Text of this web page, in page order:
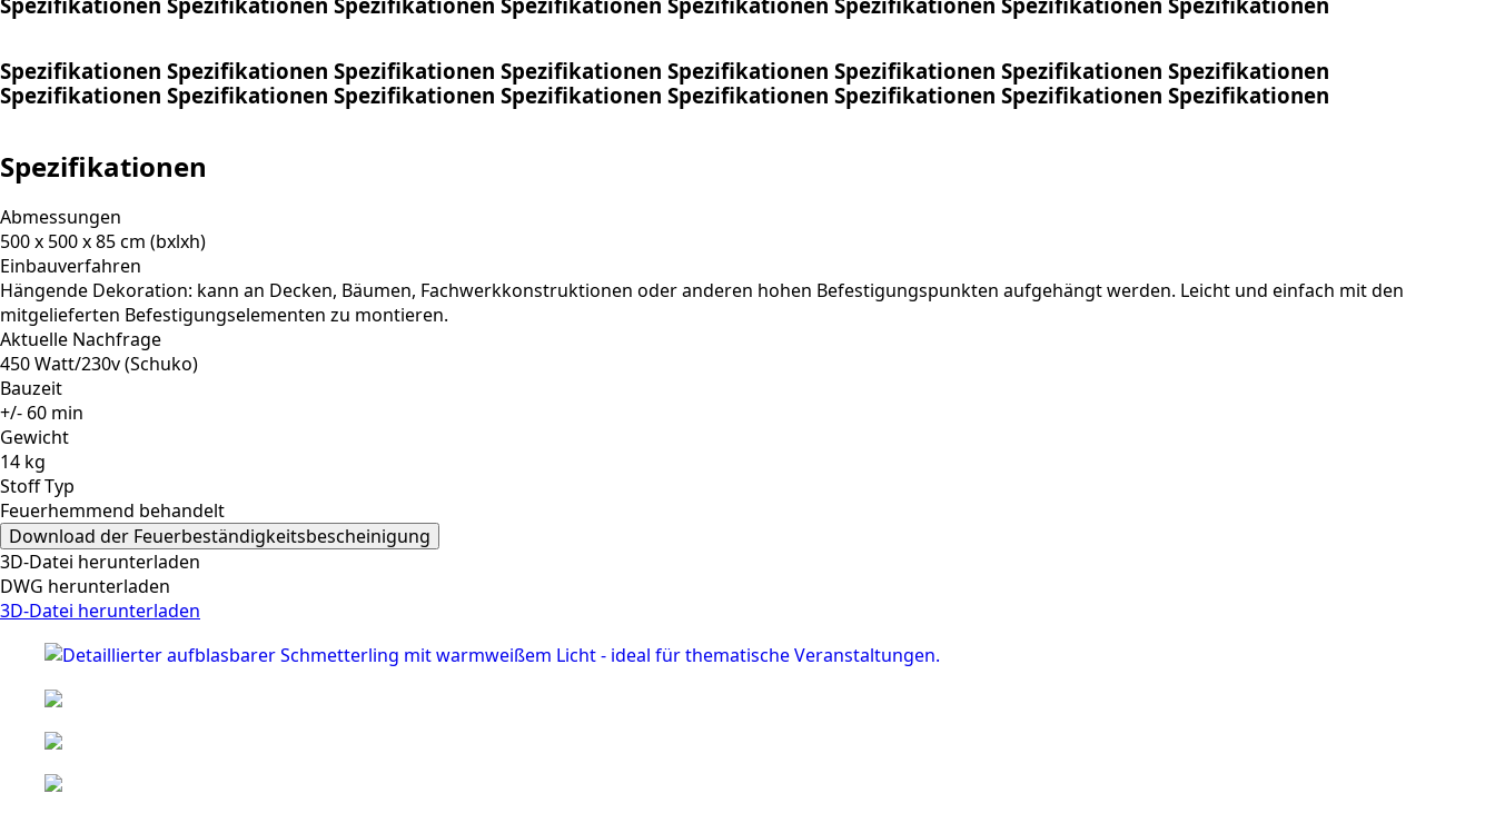
Spezifikationen Spezifikationen Spezifikationen Spezifikationen Spezifikationen Spezifikationen Spezifikationen Spezifikationen
Spezifikationen Spezifikationen Spezifikationen Spezifikationen Spezifikationen Spezifikationen Spezifikationen Spezifikationen
Spezifikationen
Abmessungen
500 x 500 x 85 cm (bxlxh)
Einbauverfahren
Hängende Dekoration: kann an Decken, Bäumen, Fachwerkkonstruktionen oder anderen hohen Befestigungspunkten aufgehängt werden. Leicht und einfach mit den
mitgelieferten Befestigungselementen zu montieren.
Aktuelle Nachfrage
450 Watt/230v (Schuko)
Bauzeit
+/- 60 min
Gewicht
14 kg
Stoff Typ
Feuerhemmend behandelt
Download der Feuerbeständigkeitsbescheinigung
3D-Datei herunterladen
DWG herunterladen
3D-Datei herunterladen